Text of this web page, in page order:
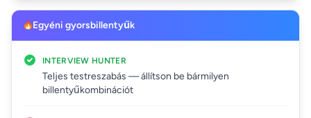
Egyéni gyorsbillentyűk
INTERVIEW HUNTER
Teljes testreszabás — állítson be bármilyen
billentyűkombinációt